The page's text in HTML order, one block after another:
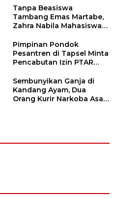
Madina
Tanpa Beasiswa
Tambang Emas Martabe,
Zahra Nabila Mahasiswa
Sipenggeng Khawatir
Mimpinya Terkubur
Pimpinan Pondok
Pesantren di Tapsel Minta
Pencabutan Izin PTAR
Komprehensip
Sembunyikan Ganja di
Kandang Ayam, Dua
Orang Kurir Narkoba Asal